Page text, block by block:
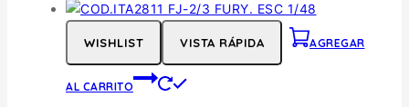
WISHLIST VISTA RÁPIDA AGREGAR
AL CARRITO